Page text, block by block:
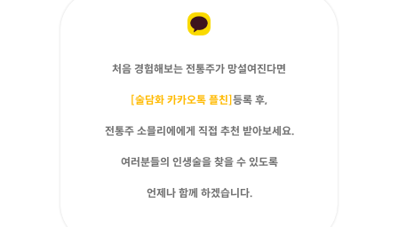
처음 경험해보는 전통주가 망설여진다면
[술담화 카카오톡 플친] 등록 후,
전통주 소믈리에에게 직접 추천 받아보세요.
여러분들의 인생술을 찾을 수 있도록
언제나 함께 하겠습니다.